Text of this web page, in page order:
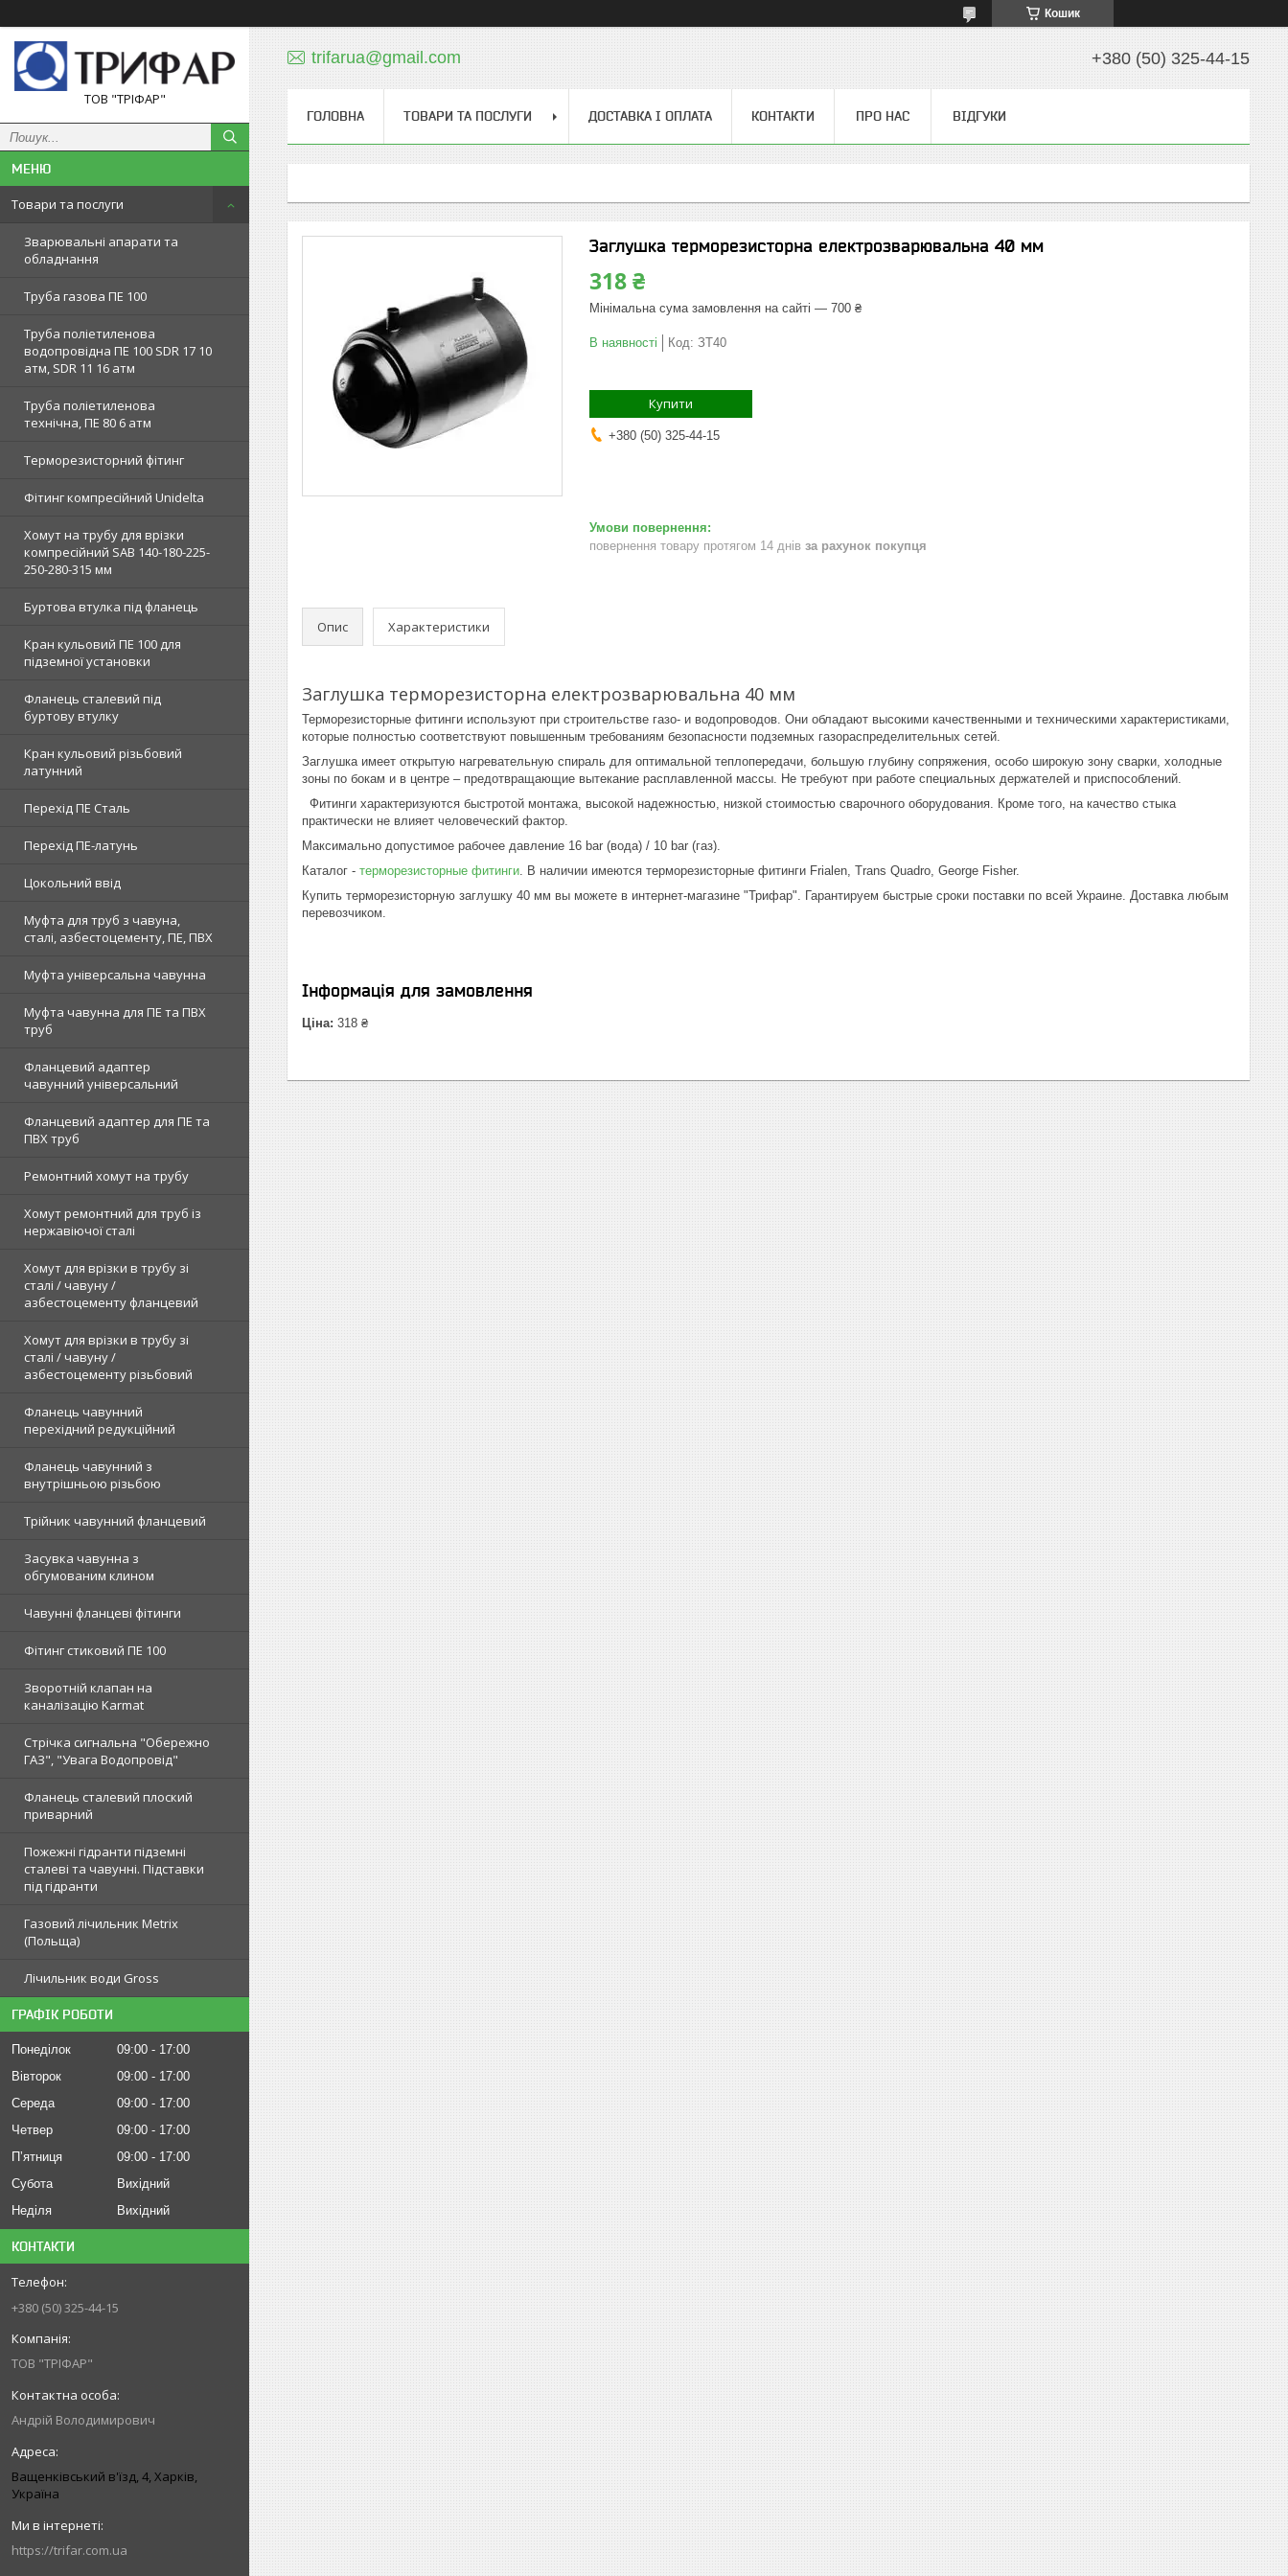
Кошик
ТОВ "ТРІФАР"
Товари та послуги
Зварювальні апарати та
обладнання
Труба газова ПЕ 100
Труба поліетиленова
водопровідна ПЕ 100 SDR 17 10
атм, SDR 11 16 атм
Труба поліетиленова
технічна, ПЕ 80 6 атм
Терморезисторний фітинг
Фітинг компресійний Unidelta
Хомут на трубу для врізки
компресійний SAB 140-180-225-
250-280-315 мм
Буртова втулка під фланець
Кран кульовий ПЕ 100 для
підземної установки
Фланець сталевий під
буртову втулку
Кран кульовий різьбовий
латунний
Перехід ПЕ Сталь
Перехід ПЕ-латунь
Цокольний ввід
Муфта для труб з чавуна,
сталі, азбестоцементу, ПЕ, ПВХ
Муфта універсальна чавунна
Муфта чавунна для ПЕ та ПВХ
труб
Фланцевий адаптер
чавунний універсальний
Фланцевий адаптер для ПЕ та
ПВХ труб
Ремонтний хомут на трубу
Хомут ремонтний для труб із
нержавіючої сталі
Хомут для врізки в трубу зі
сталі / чавуну /
азбестоцементу фланцевий
Хомут для врізки в трубу зі
сталі / чавуну /
азбестоцементу різьбовий
Фланець чавунний
перехідний редукційний
Фланець чавунний з
внутрішньою різьбою
Трійник чавунний фланцевий
Засувка чавунна з
обгумованим клином
Чавунні фланцеві фітинги
Фітинг стиковий ПЕ 100
Зворотній клапан на
каналізацію Karmat
Стрічка сигнальна "Обережно
ГАЗ", "Увага Водопровід"
Фланець сталевий плоский
приварний
Пожежні гідранти підземні
сталеві та чавунні. Підставки
під гідранти
Газовий лічильник Metrix
(Польща)
Лічильник води Gross
ГРАФІК РОБОТИ
Понеділок 09:00
17:00
Вівторок
09:00
17:00
Середа
09:00
17:00
Четвер
09:00
17:00
Пʼятниця
09:00
17:00
Субота
Вихідний
Неділя
Вихідний
КОНТАКТИ
+380 (50) 325-44-15
ТОВ "ТРІФАР"
Андрій Володимирович
Ващенківський в'їзд, 4, Харків,
Україна
https://trifar.com.ua
trifarua@gmail.com +380 (50) 325-44-15
ГОЛОВНА ТОВАРИ ТА ПОСЛУГИ ДОСТАВКА І ОПЛАТА КОНТАКТИ ПРО НАС ВІДГУКИ
Заглушка терморезисторна електрозварювальна 40 мм
318 ₴
Мінімальна сума замовлення на сайті — 700 ₴
В наявності Код: ЗТ40
Купити
+380 (50) 325-44-15
повернення товару протягом 14 днів за рахунок покупця
Опис Характеристики
Заглушка терморезисторна електрозварювальна 40 мм
Терморезисторные фитинги используют при строительстве газо- и водопроводов. Они обладают высокими качественными и техническими характеристиками,
которые полностью соответствуют повышенным требованиям безопасности подземных газораспределительных сетей.
Заглушка имеет открытую нагревательную спираль для оптимальной теплопередачи, большую глубину сопряжения, особо широкую зону сварки, холодные
зоны по бокам и в центре – предотвращающие вытекание расплавленной массы. Не требуют при работе специальных держателей и приспособлений.
Фитинги характеризуются быстротой монтажа, высокой надежностью, низкой стоимостью сварочного оборудования. Кроме того, на качество стыка
практически не влияет человеческий фактор.
Максимально допустимое рабочее давление 16 bar (вода) / 10 bar (газ).
Каталог - терморезисторные фитинги. В наличии имеются терморезисторные фитинги Frialen, Trans Quadro, George Fisher.
Купить терморезисторную заглушку 40 мм вы можете в интернет-магазине "Трифар". Гарантируем быстрые сроки поставки по всей Украине. Доставка любым
перевозчиком.
Інформація для замовлення
Ціна: 318 ₴